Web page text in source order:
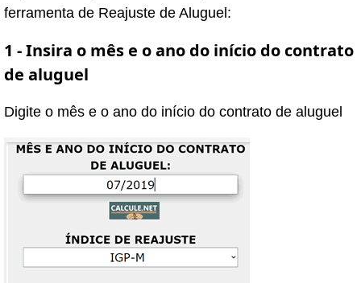
ferramenta de Reajuste de Aluguel:
1 - Insira o mês e o ano do início do contrato
de aluguel
Digite o mês e o ano do início do contrato de aluguel